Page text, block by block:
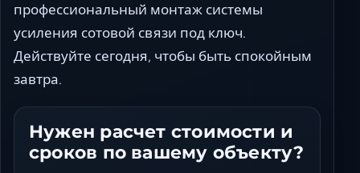
профессиональный монтаж системы
усиления сотовой связи под ключ.
Действуйте сегодня, чтобы быть спокойным
завтра.
Нужен расчет стоимости и
сроков по вашему объекту?